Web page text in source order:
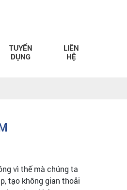
TUYỂN
DỤNG
LIÊN
HỆ
vì thế mà chúng ta
tạo không gian thoải